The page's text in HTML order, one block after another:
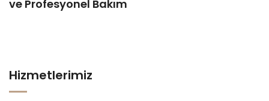
ve Profesyonel Bakım
Hizmetlerimiz